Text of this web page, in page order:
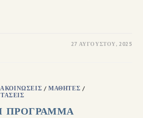
27 ΑΥΓΟΎΣΤΟΥ, 2025
/ΜΑΘΗΤΈΣ /
ΠΡΟΓΡΑΜΜΑ